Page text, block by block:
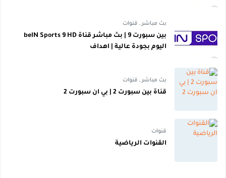
بث مباشر , قنوات
بين سبورت 9 | بث مباشر قناة beIN Sports 9 HD
اليوم بجودة عالية | اهداف
بث مباشر , قنوات
قناة بين سبورت 2 | بي ان سبورت 2
قنوات
القنوات الرياضية